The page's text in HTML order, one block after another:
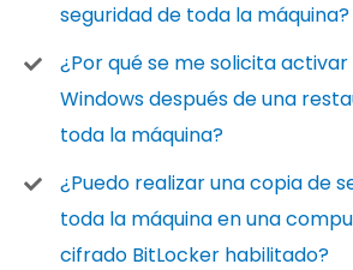
seguridad de toda la máquina?
¿Por qué se me solicita
Windows después de una
toda la máquina?
¿Puedo realizar una copia de
toda la máquina en una
cifrado BitLocker habilitado?